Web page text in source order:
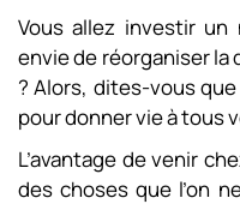
Vous allez investir un
envie de réorganiser la
? Alors, dites-vous
pour donner vie à tous
L’avantage de venir
des choses que l’on